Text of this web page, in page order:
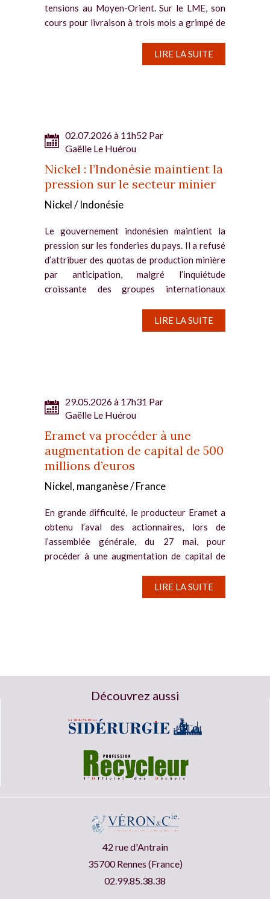
tensions au Moyen-Orient. Sur le LME, son
cours pour livraison à trois mois a grimpé de
LIRE LA SUITE
02.07.2026 à 11h52 Par
Gaëlle Le Huérou
Nickel : l’Indonésie maintient la
pression sur le secteur minier
Nickel / Indonésie
Le gouvernement indonésien maintient la
pression sur les fonderies du pays. Il a refusé
d’attribuer des quotas de production minière
par anticipation, malgré l’inquiétude
croissante des groupes internationaux
LIRE LA SUITE
29.05.2026 à 17h31 Par
Gaëlle Le Huérou
Eramet va procéder à une
augmentation de capital de 500
millions d’euros
Nickel, manganèse / France
En grande difficulté, le producteur Eramet a
obtenu l’aval des actionnaires, lors de
l’assemblée générale, du 27 mai, pour
procéder à une augmentation de capital de
LIRE LA SUITE
Découvrez aussi
42 rue d'Antrain
35700 Rennes (France)
02.99.85.38.38